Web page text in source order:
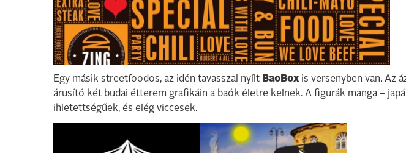
Egy másik streetfoodos, az idén tavasszal nyílt BaoBox is versenyben van. Az
árusító két budai étterem grafikáin a baók életre kelnek. A figurák manga –
ihletettségűek, és elég viccesek.